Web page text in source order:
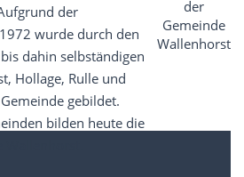
der
wurde durch den
dahin selbständigen
Hollage, Rulle und
gebildet.
bilden heute die